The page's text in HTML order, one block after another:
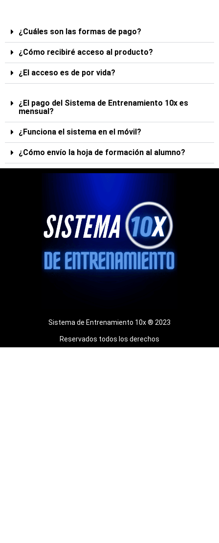
¿Cuáles son las formas de pago?
¿Cómo recibiré acceso al producto?
¿El acceso es de por vida?
¿El pago del Sistema de Entrenamiento 10x es
mensual?
¿Funciona el sistema en el móvil?
¿Cómo envío la hoja de formación al alumno?
Sistema de Entrenamiento 10x ® 2023
Reservados todos los derechos